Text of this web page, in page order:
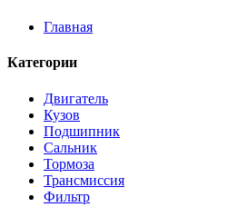
Главная
Категории
Двигатель
Кузов
Подшипник
Сальник
Тормоза
Трансмиссия
Фильтр